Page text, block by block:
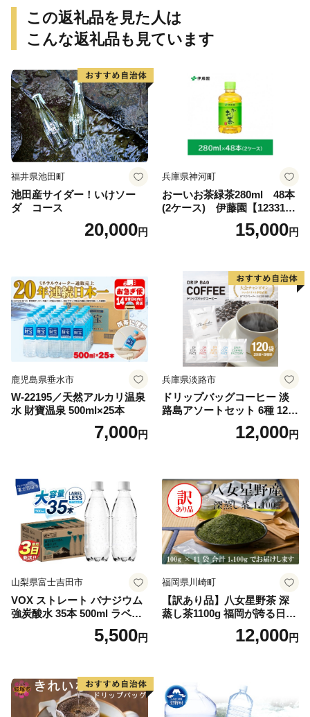
この返礼品を見た人は
こんな返礼品も見ています
福井県池田町
池田産サイダー！いけソー
ダ コース
20,000円
兵庫県神河町
おーいお茶緑茶280ml 48本
(2ケース) 伊藤園【123317
15,000円
鹿児島県垂水市
W-22195／天然アルカリ温泉
水 財寶温泉 500ml×25本
7,000円
兵庫県淡路市
ドリップバッグコーヒー 淡
路島アソートセット 6種 120
袋 飲み比べ コーヒー
12,000円
山梨県富士吉田市
VOX ストレート バナジウム
強炭酸水 35本 500ml ラベル
レス【富士吉田市限定カート
5,500円
福岡県川崎町
【訳あり品】八女星野茶 深
蒸し茶1100g 福岡が誇る日本
茶_ 訳アリ 常温 お茶 茶袋 常
備品 おちゃ ocha 茶葉 緑茶
小分け お土産 お取り寄せ グ
ルメ 福岡 九州 福岡県 国産
12,000円